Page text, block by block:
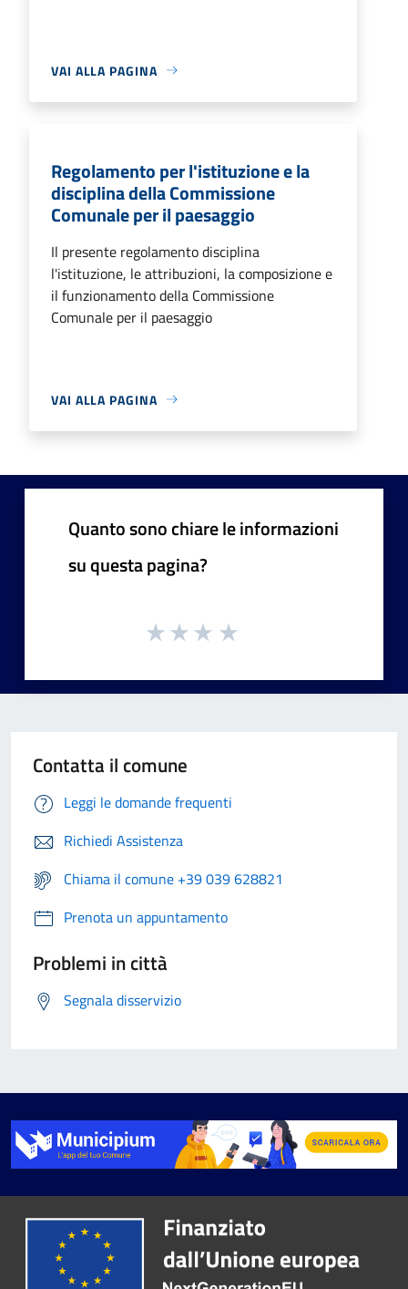
VAI ALLA PAGINA
Regolamento per l'istituzione e la
disciplina della Commissione
Comunale per il paesaggio
Il presente regolamento disciplina
l'istituzione, le attribuzioni, la composizione e
il funzionamento della Commissione
Comunale per il paesaggio
VAI ALLA PAGINA
Quanto sono chiare le informazioni
su questa pagina?
Contatta il comune
Leggi le domande frequenti
Richiedi Assistenza
Chiama il comune +39 039 628821
Prenota un appuntamento
Problemi in città
Segnala disservizio